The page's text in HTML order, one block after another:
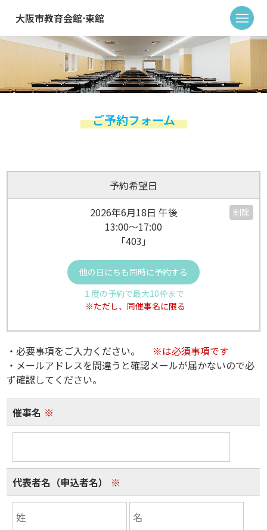
大阪市教育会館⋅東館
ご予約フォーム
予約希望日
2026年6月18日 午後
13:00～17:00
「403」
削除
他の日にちも同時に予約する
１度の予約で最大10枠まで
※ただし、同催事名に限る
・必要事項をご入力ください。
※は必須事項です
・メールアドレスを間違うと確認メールが届かないので必
ず確認してください。
催事名 ※
代表者名（申込者名） ※